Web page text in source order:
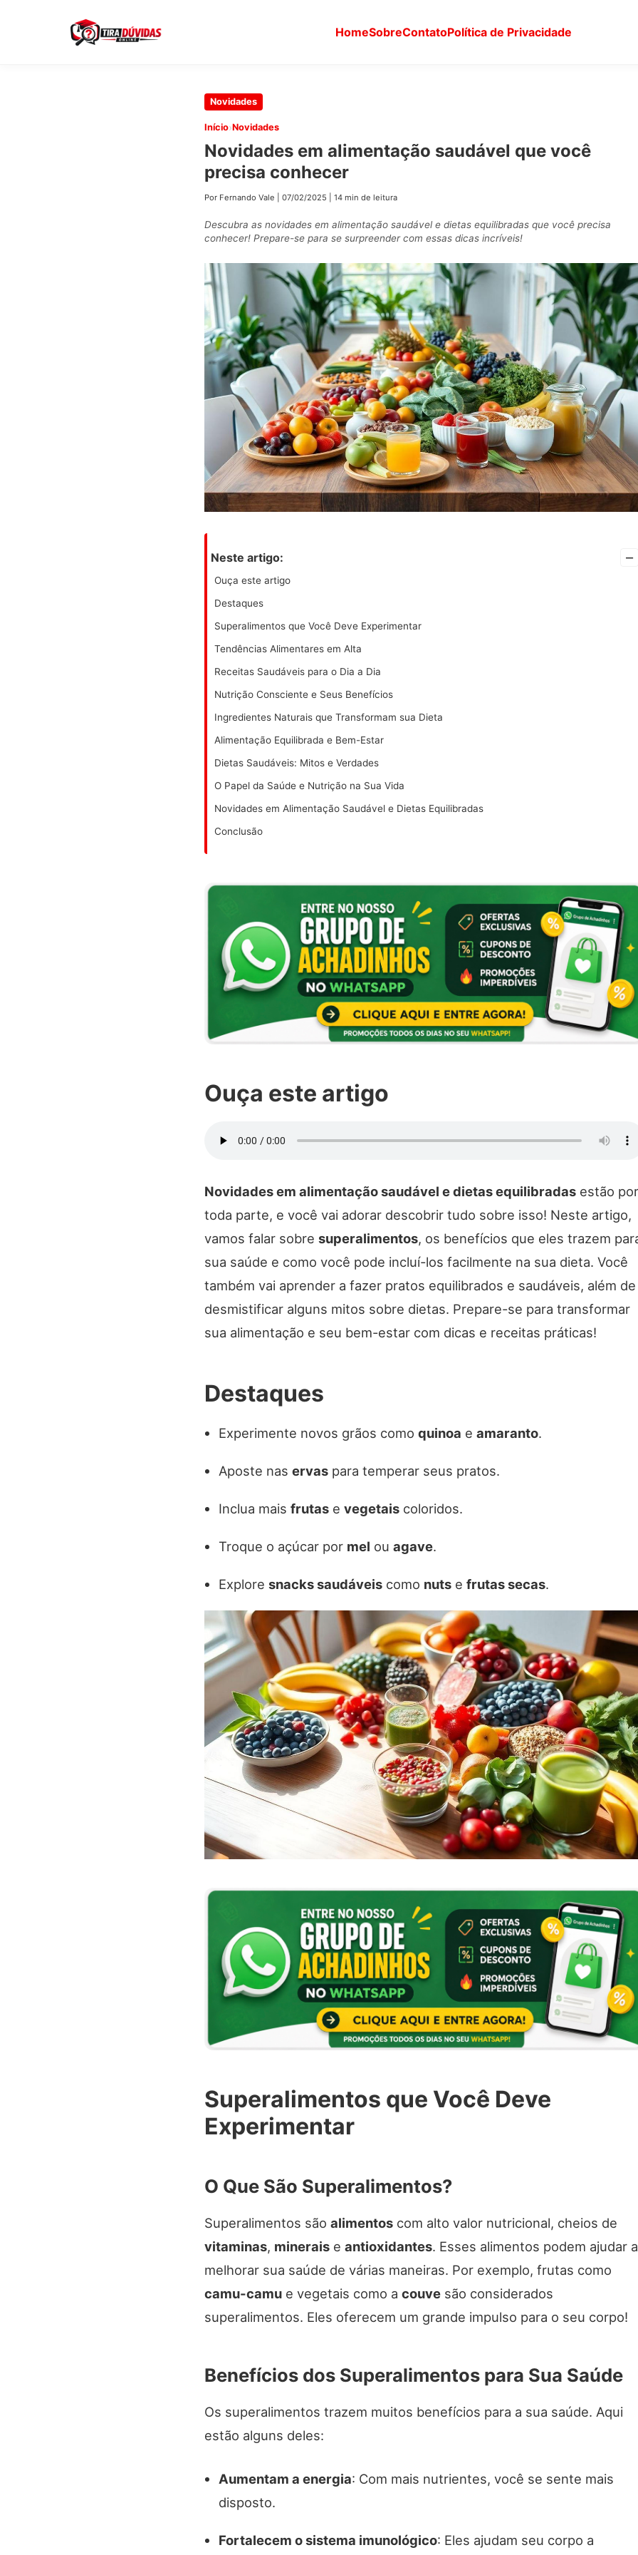
HomeSobreContatoPolítica de Privacidade
Novidades
Início›Novidades
Novidades em alimentação saudável que você
precisa conhecer
Por Fernando Vale 07/02/2025 14 min de leitura
Descubra as novidades em alimentação saudável e dietas equilibradas que você precisa
conhecer! Prepare-se para se surpreender com essas dicas incríveis!
Neste artigo: –
Ouça este artigo
Destaques
Superalimentos que Você Deve Experimentar
Tendências Alimentares em Alta
Receitas Saudáveis para o Dia a Dia
Nutrição Consciente e Seus Benefícios
Ingredientes Naturais que Transformam sua Dieta
Alimentação Equilibrada e Bem-Estar
Dietas Saudáveis: Mitos e Verdades
O Papel da Saúde e Nutrição na Sua Vida
Novidades em Alimentação Saudável e Dietas Equilibradas
Conclusão
Ouça este artigo
Novidades em alimentação saudável e dietas equilibradas estão por
toda parte, e você vai adorar descobrir tudo sobre isso! Neste artigo,
vamos falar sobre superalimentos, os benefícios que eles trazem
sua saúde e como você pode incluí-los facilmente na sua dieta. Você
também vai aprender a fazer pratos equilibrados e saudáveis, além de
desmistificar alguns mitos sobre dietas. Prepare-se para transformar
sua alimentação e seu bem-estar com dicas e receitas práticas!
Destaques
Experimente novos grãos como quinoa e amaranto.
Aposte nas ervas para temperar seus pratos.
Inclua mais frutas e vegetais coloridos.
Troque o açúcar por mel ou agave.
Explore snacks saudáveis como nuts e frutas secas.
Superalimentos que Você Deve
Experimentar
O Que São Superalimentos?
Superalimentos são alimentos com alto valor nutricional, cheios de
vitaminas, minerais e antioxidantes. Esses alimentos podem ajudar a
melhorar sua saúde de várias maneiras. Por exemplo, frutas como
camu-camu e vegetais como a couve são considerados
superalimentos. Eles oferecem um grande impulso para o seu corpo!
Benefícios dos Superalimentos para Sua Saúde
Os superalimentos trazem muitos benefícios para a sua saúde. Aqui
estão alguns deles:
Aumentam a energia: Com mais nutrientes, você se sente mais
disposto.
Fortalecem o sistema imunológico: Eles ajudam seu corpo a